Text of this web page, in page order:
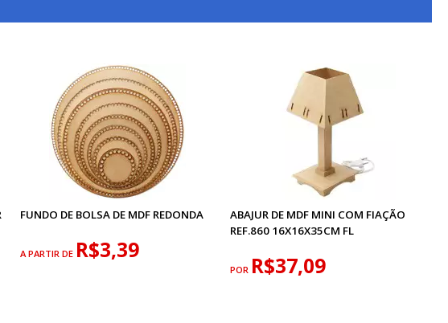
FUNDO DE BOLSA DE MDF REDONDA
A PARTIR DE R$3,39
ABAJUR DE MDF MINI COM FIAÇÃO
REF.860 16X16X35CM FL
POR R$37,09